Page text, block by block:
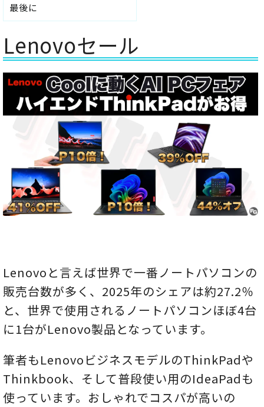
最後に
Lenovoセール
Lenovoと言えば世界で一番ノートパソコンの
販売台数が多く、2025年のシェアは約27.2％
と、世界で使用されるノートパソコンほぼ4台
に1台がLenovo製品となっています。
筆者もLenovoビジネスモデルのThinkPadや
Thinkbook、そして普段使い用のIdeaPadも
使っています。おしゃれでコスパが高いの